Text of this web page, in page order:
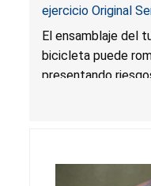
ejercicio Original
de caída y lesiones
El ensamblaje del
bicicleta puede
presentando